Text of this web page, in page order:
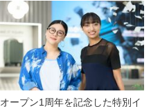
オープン1周年を記念した特別イ